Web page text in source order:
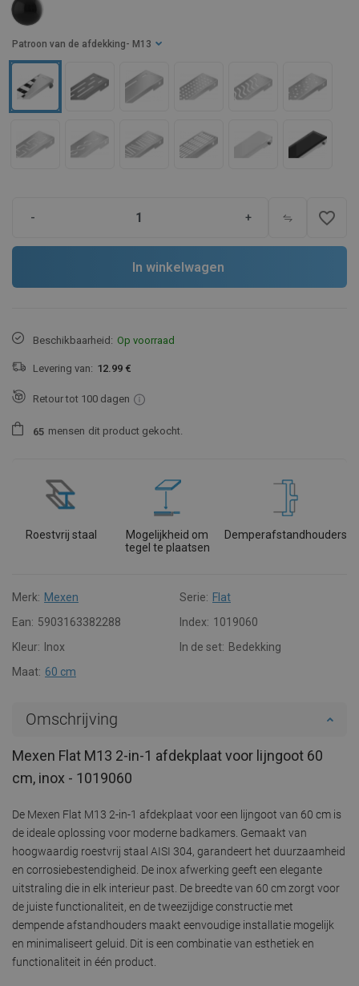
Patroon van de afdekking - M13
- + favorite_border
In winkelwagen
Beschikbaarheid: Op voorraad
Levering van: 12.99 €
Retour tot 100 dagen
65 mensen dit product gekocht.
Roestvrij staal
Mogelijkheid om
tegel te plaatsen
Demperafstandhouders
Merk: Mexen Serie: Flat
Ean: 5903163382288 Index: 1019060
Kleur:
Inox In de set: Bedekking
Maat: 60 cm
Omschrijving
Mexen Flat M13 2-in-1 afdekplaat voor lijngoot 60
cm, inox - 1019060
De Mexen Flat M13 2-in-1 afdekplaat voor een lijngoot van 60 cm is
de ideale oplossing voor moderne badkamers. Gemaakt van
hoogwaardig roestvrij staal AISI 304, garandeert het duurzaamheid
en corrosiebestendigheid. De inox afwerking geeft een elegante
uitstraling die in elk interieur past. De breedte van 60 cm zorgt voor
de juiste functionaliteit, en de tweezijdige constructie met
dempende afstandhouders maakt eenvoudige installatie mogelijk
en minimaliseert geluid. Dit is een combinatie van esthetiek en
functionaliteit in één product.